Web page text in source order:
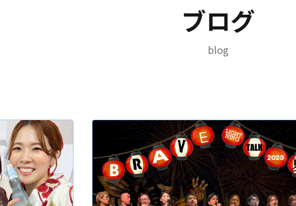
ブログ
blog